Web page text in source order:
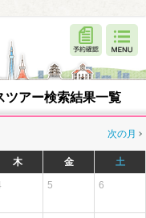
ツアー検索結果一覧
次の月
木 金 土
5 6